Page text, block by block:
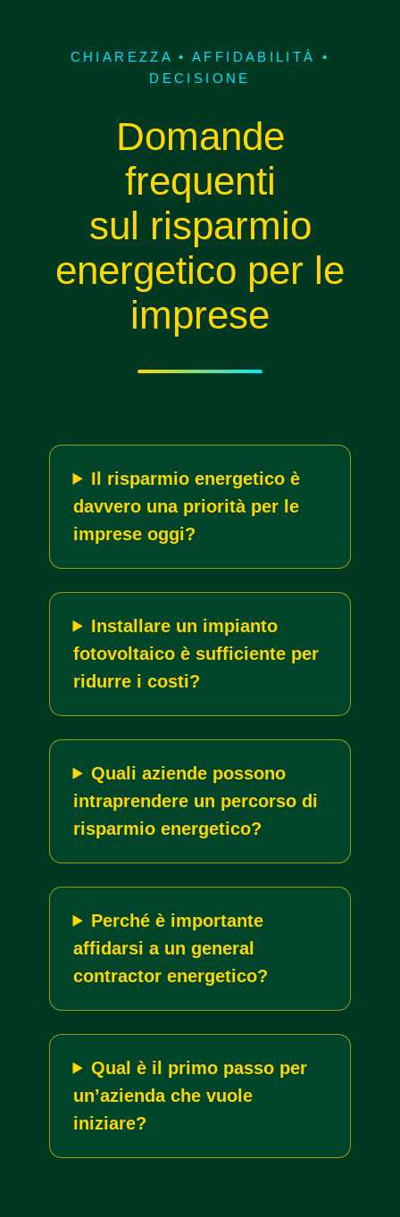
CHIAREZZA • AFFIDABILITÀ •
DECISIONE
Domande
frequenti
sul risparmio
energetico per le
imprese
Il risparmio energetico è
davvero una priorità per le
imprese oggi?
Installare un impianto
fotovoltaico è sufficiente per
ridurre i costi?
Quali aziende possono
intraprendere un percorso di
risparmio energetico?
Perché è importante
affidarsi a un general
contractor energetico?
Qual è il primo passo per
un’azienda che vuole
iniziare?